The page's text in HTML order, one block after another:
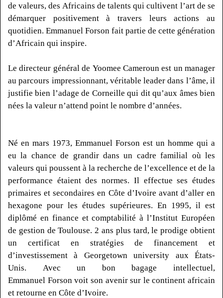
de valeurs, des Africains de talents qui cultivent l’art de se
démarquer positivement à travers leurs actions au
quotidien. Emmanuel Forson fait partie de cette génération
d’Africain qui inspire.
Le directeur général de Yoomee Cameroun est un manager
au parcours impressionnant, véritable leader dans l’âme, il
justifie bien l’adage de Corneille qui dit qu’aux âmes bien
nées la valeur n’attend point le nombre d’années.
Né en mars 1973, Emmanuel Forson est un homme qui a
eu la chance de grandir dans un cadre familial où les
valeurs qui poussent à la recherche de l’excellence et de la
performance étaient des normes. Il effectue ses études
primaires et secondaires en Côte d’Ivoire avant d’aller en
hexagone pour les études supérieures. En 1995, il est
diplômé en finance et comptabilité à l’Institut Européen
de gestion de Toulouse. 2 ans plus tard, le prodige obtient
un certificat en stratégies de financement et
d’investissement à Georgetownuniversity aux États-
Unis. Avec un bon bagage intellectuel,
Emmanuel Forsonvoit son avenir sur le continent africain
et retourne en Côte d’Ivoire.